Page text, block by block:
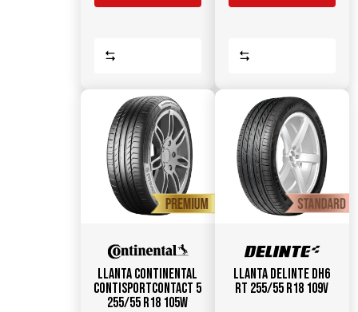
Llanta CONTINENTAL
ContiSportContact 5
255/55 R18 105W
Llanta DELINTE DH6
RT 255/55 R18 109V